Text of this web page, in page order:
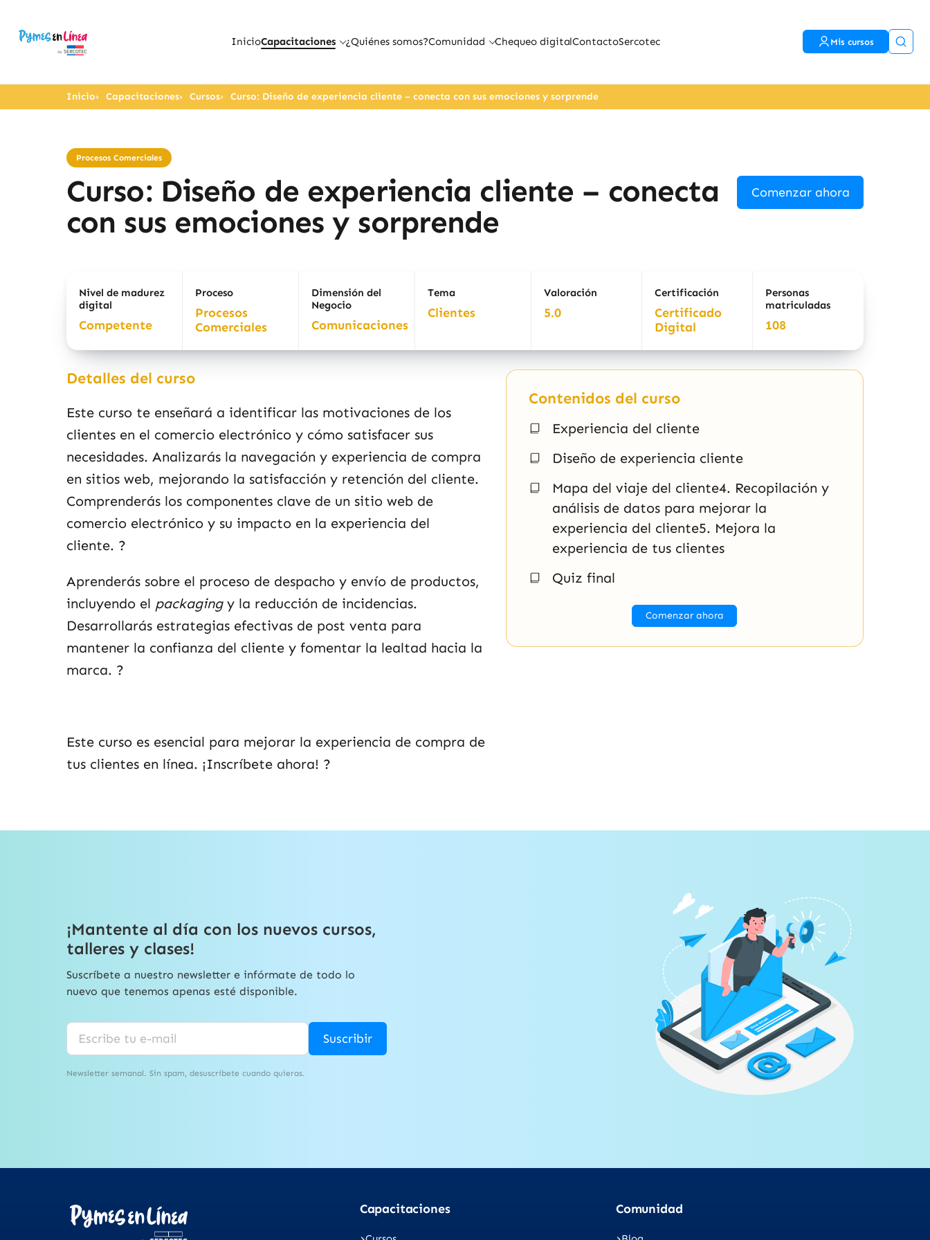
InicioCapacitaciones ¿Quiénes somos?Comunidad Chequeo digitalContactoSercotec Mis cursos
Inicio Capacitaciones Cursos Curso: Diseño de experiencia cliente – conecta con sus emociones y sorprende
Procesos Comerciales
Curso: Diseño de experiencia cliente – conecta
con sus emociones y sorprende
Comenzar ahora
Nivel de madurez
digital
Competente
Proceso
Procesos
Comerciales
Dimensión del
Negocio
Comunicaciones
Tema
Clientes
Valoración
5.0
Certificación
Certificado
Digital
Personas
matriculadas
108
Detalles del curso
Este curso te enseñará a identificar las motivaciones de los
clientes en el comercio electrónico y cómo satisfacer sus
necesidades. Analizarás la navegación y experiencia de compra
en sitios web, mejorando la satisfacción y retención del cliente.
Comprenderás los componentes clave de un sitio web de
comercio electrónico y su impacto en la experiencia del
cliente. ?
Aprenderás sobre el proceso de despacho y envío de productos,
incluyendo el packagingy la reducción de incidencias.
Desarrollarás estrategias efectivas de post venta para
mantener la confianza del cliente y fomentar la lealtad hacia la
marca. ?️
Este curso es esencial para mejorar la experiencia de compra de
tus clientes en línea. ¡Inscríbete ahora! ?
Contenidos del curso
Experiencia del cliente
Diseño de experiencia cliente
Mapa del viaje del cliente4. Recopilación y
análisis de datos para mejorar la
experiencia del cliente5. Mejora la
experiencia de tus clientes
Quiz final
Comenzar ahora
¡Mantente al día con los nuevos cursos,
talleres y clases!
Suscríbete a nuestro newsletter e infórmate de todo lo
nuevo que tenemos apenas esté disponible.
Newsletter semanal. Sin spam, desuscríbete cuando quieras.
Suscribir
Capacitaciones Comunidad